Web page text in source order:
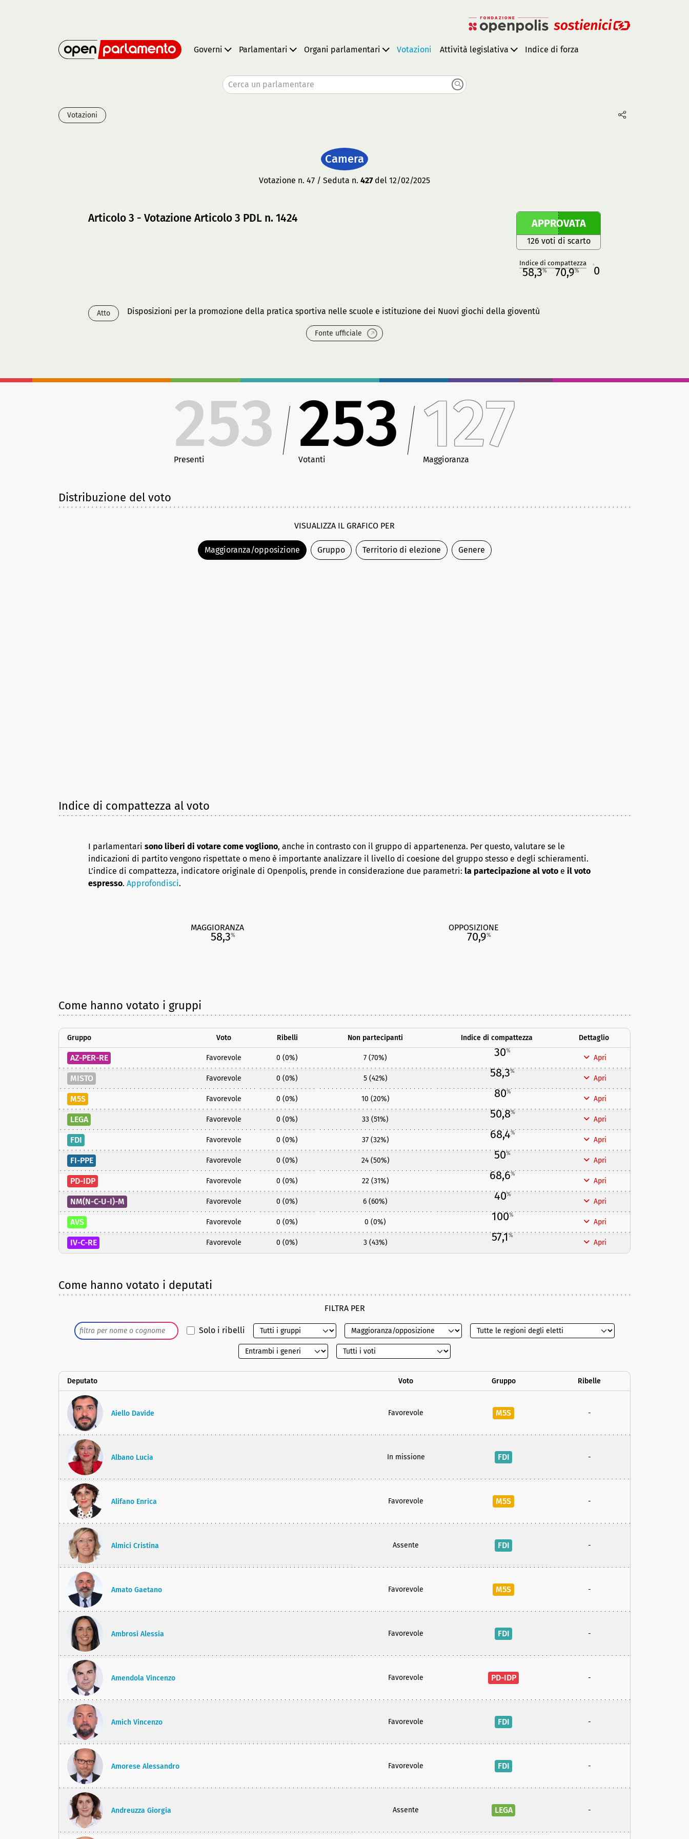
Governi Parlamentari Organi parlamentari Votazioni Attività legislativa Indice di forza
Cerca un parlamentare
Votazioni
Camera
Votazione n. 47 / Seduta n. 427del 12/02/2025
Articolo 3 - Votazione Articolo 3 PDL n. 1424 APPROVATA
126 voti di scarto
Indice di compattezza
58,3% 70,9% 0
Atto Disposizioni per la promozione della pratica sportiva nelle scuole e istituzione dei Nuovi giochi della gioventù
Fonte ufficiale
253
Presenti 253
Votanti 127
Maggioranza
Distribuzione del voto
VISUALIZZA IL GRAFICO PER
Maggioranza/opposizione Gruppo Territorio di elezione Genere
Indice di compattezza al voto
I parlamentari sono liberi di votare come vogliono, anche in contrasto con il gruppo di appartenenza. Per questo, valutare se le
indicazioni di partito vengono rispettate o meno è importante analizzare il livello di coesione del gruppo stesso e degli schieramenti.
L’indice di compattezza, indicatore originale di Openpolis, prende in considerazione due parametri: la partecipazione al voto e il voto
espresso. Approfondisci.
MAGGIORANZA
58,3%
OPPOSIZIONE
70,9%
Come hanno votato i gruppi
Gruppo Voto Ribelli Non partecipanti Indice di compattezza Dettaglio
AZ-PER-RE Favorevole 0 (0%) 7 (70%) 30%
Apri
MISTO Favorevole 0 (0%) 5 (42%) 58,3%
Apri
M5S Favorevole 0 (0%) 10 (20%) 80%
Apri
LEGA Favorevole 0 (0%) 33 (51%) 50,8%
Apri
FDI Favorevole 0 (0%) 37 (32%) 68,4%
Apri
FI-PPE Favorevole 0 (0%) 24 (50%) 50%
Apri
PD-IDP Favorevole 0 (0%) 22 (31%) 68,6%
Apri
NM(N-C-U-I)-M Favorevole 0 (0%) 6 (60%) 40%
Apri
AVS Favorevole 0 (0%) 0 (0%) 100%
Apri
IV-C-RE Favorevole 0 (0%) 3 (43%) 57,1%
Apri
Come hanno votato i deputati
FILTRA PER
Solo i ribelli
Deputato Voto Gruppo Ribelle
Aiello Davide Favorevole M5S -
Albano Lucia In missione FDI -
Alifano Enrica Favorevole M5S -
Almici Cristina Assente FDI -
Amato Gaetano Favorevole M5S -
Ambrosi Alessia Favorevole FDI -
Amendola Vincenzo Favorevole PD-IDP -
Amich Vincenzo Favorevole FDI -
Amorese Alessandro Favorevole FDI -
Andreuzza Giorgia Assente LEGA -